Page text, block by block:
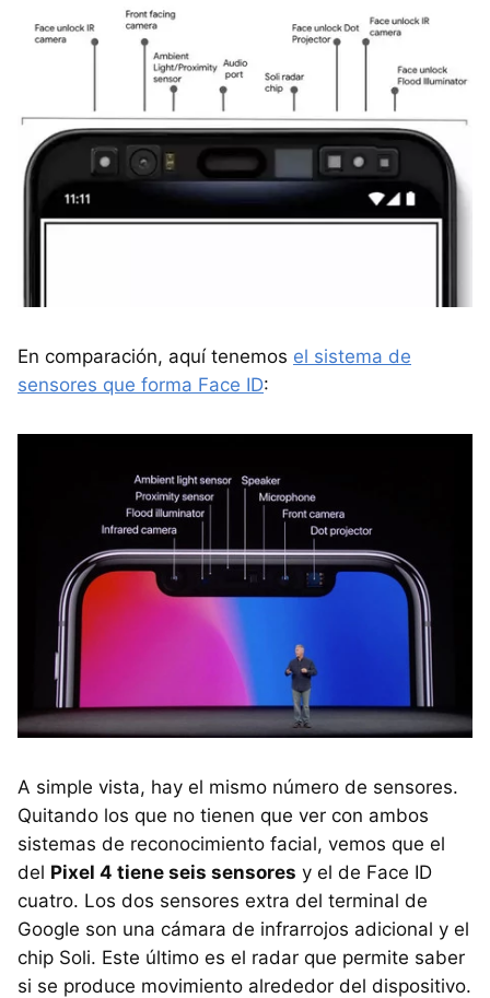
En comparación, aquí tenemos el sistema de
sensores que forma Face ID:
A simple vista, hay el mismo número de sensores.
Quitando los que no tienen que ver con ambos
sistemas de reconocimiento facial, vemos que el
del Pixel 4 tiene seis sensores y el de Face ID
cuatro. Los dos sensores extra del terminal de
Google son una cámara de infrarrojos adicional y el
chip Soli. Este último es el radar que permite saber
si se produce movimiento alrededor del dispositivo.